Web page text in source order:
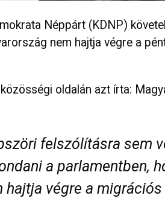
Néppárt (KDNP)
nem hajtja végre a
oldalán azt írta:
felszólításra sem
a parlamentben,
hajtja végre a